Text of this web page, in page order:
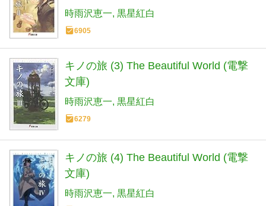
時雨沢恵一 黒星紅白
6905
キノの旅 (3) The Beautiful World (電撃
文庫)
時雨沢恵一 黒星紅白
6279
キノの旅 (4) The Beautiful World (電撃
文庫)
時雨沢恵一 黒星紅白